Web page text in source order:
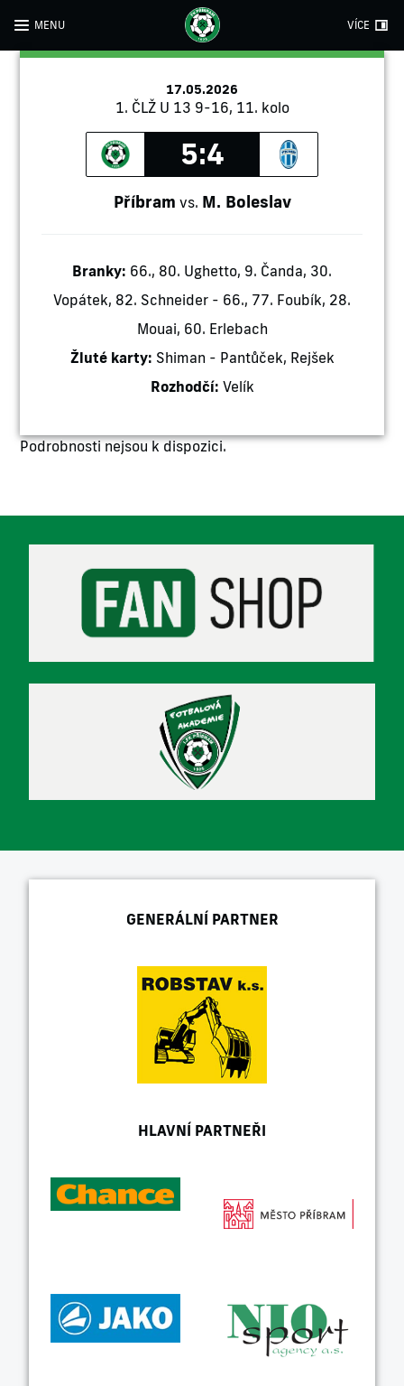
MENU VÍCE
17.05.2026
1. ČLŽ U 13 9-16, 11. kolo
5:4
Příbram vs. M. Boleslav
Branky: 66., 80. Ughetto, 9. Čanda, 30.
Vopátek, 82. Schneider - 66., 77. Foubík, 28.
Mouai, 60. Erlebach
Žluté karty: Shiman - Pantůček, Rejšek
Rozhodčí: Velík
Podrobnosti nejsou k dispozici.
GENERÁLNÍ PARTNER
HLAVNÍ PARTNEŘI